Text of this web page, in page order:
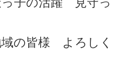
の皆様 よろしく